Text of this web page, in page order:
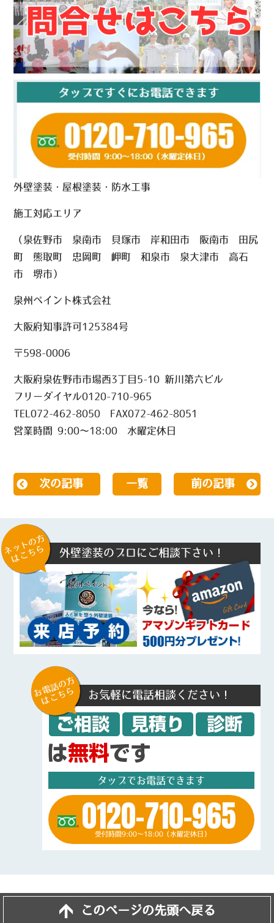
外壁塗装・屋根塗装・防水工事
施工対応エリア
（泉佐野市 泉南市 貝塚市 岸和田市 阪南市 田尻
町 熊取町 忠岡町 岬町 和泉市 泉大津市 高石
市 堺市）
泉州ペイント株式会社
大阪府知事許可125384号
〒598-0006
大阪府泉佐野市市場西3丁目5-10 新川第六ビル
フリーダイヤル0120-710-965
TEL072-462-8050 FAX072-462-8051
営業時間 9:00～18:00 水曜定休日
次の記事 一覧 前の記事
ネットの方
はこちら 外壁塗装のプロにご相談下さい！
お電話の方
はこちら お気軽に電話相談ください！
タップでお電話できます
0120-710-965
受付時間9:00～18:00（水曜定休日）
このページの先頭へ戻る